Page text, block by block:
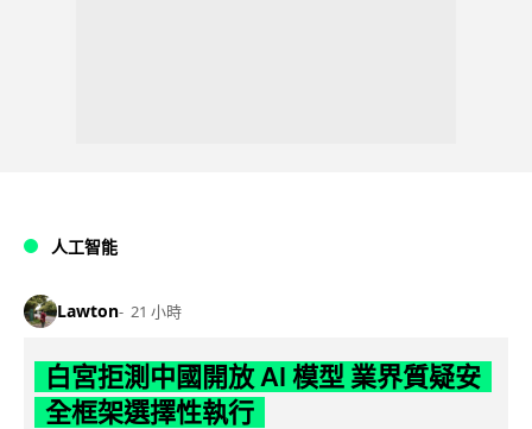
人工智能
Lawton 21 小時
白宮拒測中國開放 AI 模型 業界質疑安
全框架選擇性執行